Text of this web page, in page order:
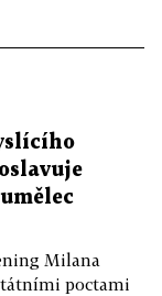
Milana
poctami